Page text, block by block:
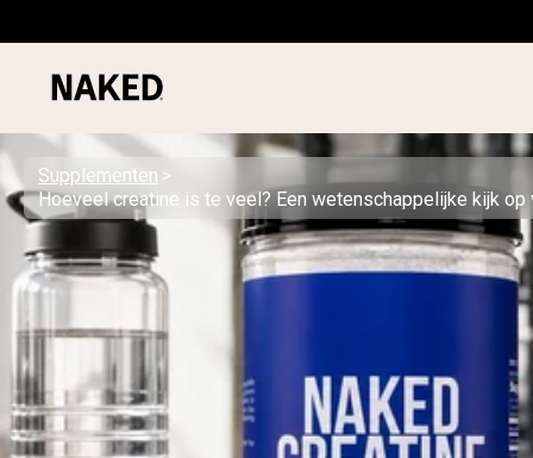
Populaire Zoektermen
”Protein Powder“
”Overnight Oats“
”Vegan protein“
”Collagen“
”Micellar Casein“
Supplementen
Hoeveel creatine is te veel? Een wetenschappelijke kijk